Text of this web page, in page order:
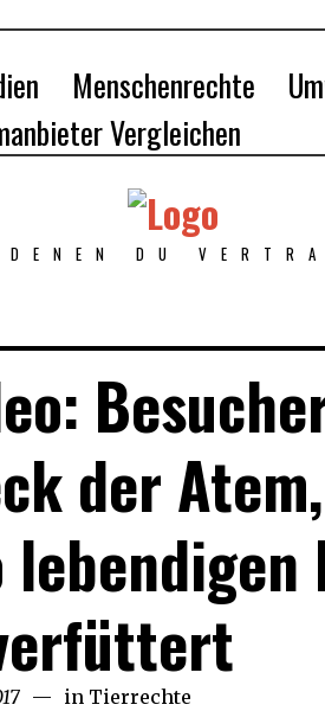
Menschenrechte
Vergleichen
DU
der
in Tierrechte